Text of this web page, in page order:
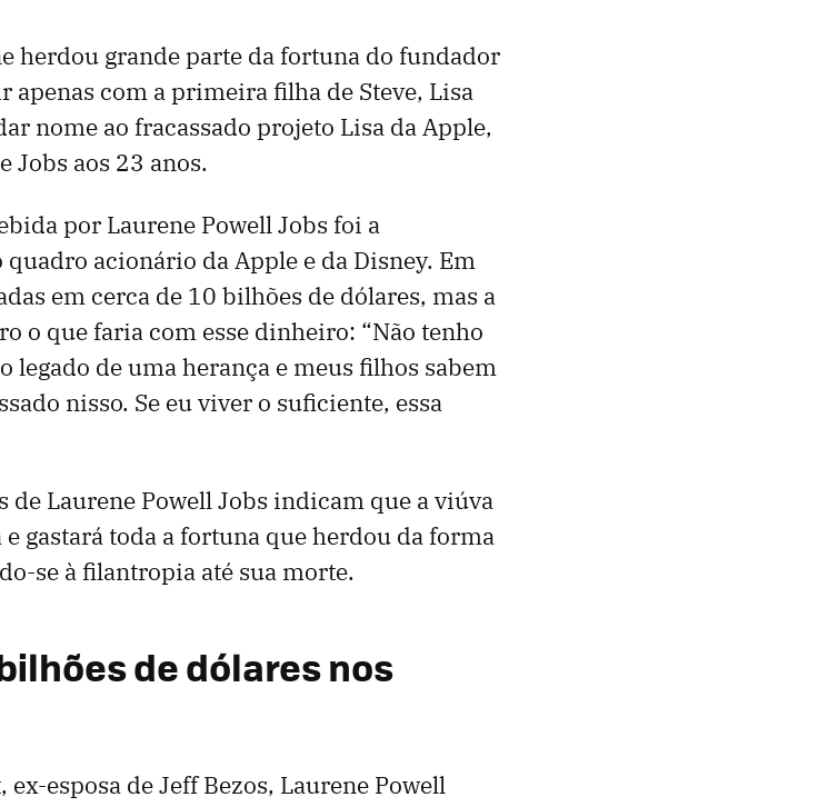
herdou grande parte da fortuna do fundador
com a primeira filha de Steve, Lisa
nome ao fracassado projeto Lisa da Apple,
aos 23 anos.
por Laurene Powell Jobs foi a
acionário da Apple e da Disney. Em
em cerca de 10 bilhões de dólares, mas a
o que faria com esse dinheiro: “Não tenho
legado de uma herança e meus filhos sabem
nisso. Se eu viver o suficiente, essa
de Laurene Powell Jobs indicam que a viúva
gastará toda a fortuna que herdou da forma
se à filantropia até sua morte.
de dólares nos
esposa de Jeff Bezos, Laurene Powell